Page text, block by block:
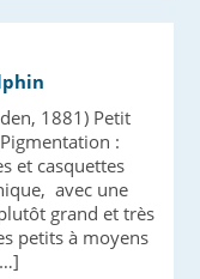
1881) Petit
:
et casquettes
avec une
grand et très
petits à moyens